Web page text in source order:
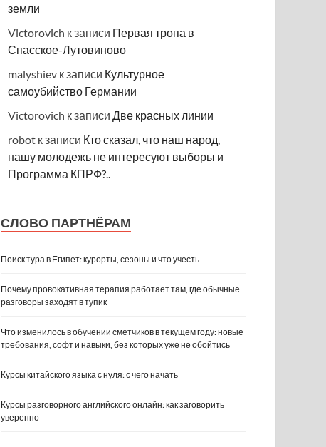
земли
Victorovich к записи Первая тропа в
Спасское-Лутовиново
malyshiev к записи Культурное
самоубийство Германии
Victorovich к записи Две красных линии
robot к записи Кто сказал, что наш народ,
нашу молодежь не интересуют выборы и
Программа КПРФ?..
СЛОВО ПАРТНЁРАМ
Поиск тура в Египет: курорты, сезоны и что учесть
Почему провокативная терапия работает там, где обычные
разговоры заходят в тупик
Что изменилось в обучении сметчиков в текущем году: новые
требования, софт и навыки, без которых уже не обойтись
Курсы китайского языка с нуля: с чего начать
Курсы разговорного английского онлайн: как заговорить
уверенно